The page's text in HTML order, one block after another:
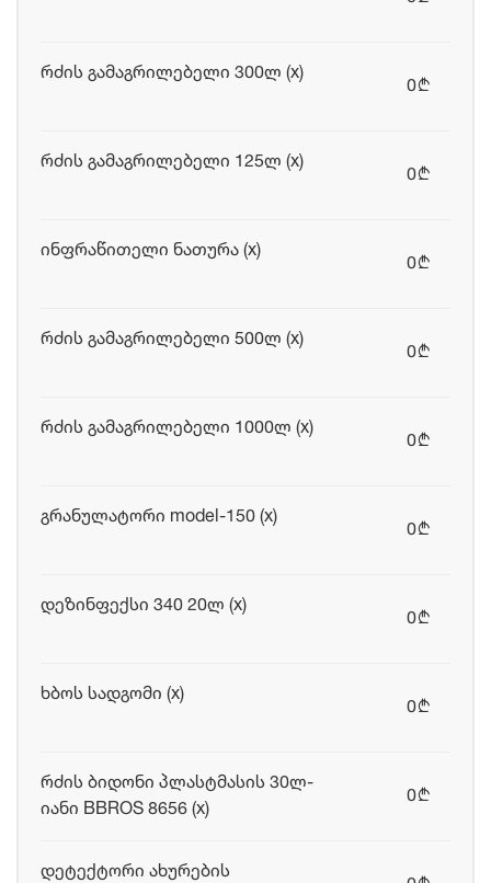
რძის გამაგრილებელი 300ლ (x)
0b
რძის გამაგრილებელი 125ლ (x)
0b
ინფრაწითელი ნათურა (x)
0b
რძის გამაგრილებელი 500ლ (x)
0b
რძის გამაგრილებელი 1000ლ (x)
0b
გრანულატორი model-150 (x)
0b
დეზინფექსი 340 20ლ (x)
0b
ხბოს სადგომი (x)
0b
რძის ბიდონი პლასტმასის 30ლ-
იანი BBROS 8656 (x)
0b
დეტექტორი ახურების